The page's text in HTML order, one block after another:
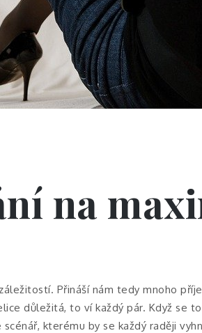
na
Přináší nám tedy mnoho
důležitá, to ví každý pár. Když se
kterému by se každý raději